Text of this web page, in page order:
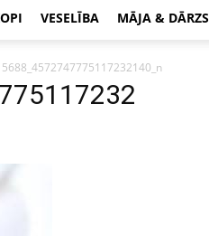
VESELĪBA MĀJA & DĀRZS